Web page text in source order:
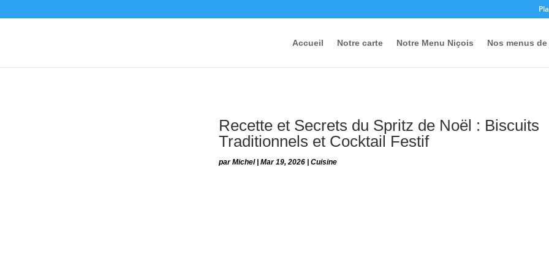
Accueil Notre carte Notre Menu Niçois Nos menus
Recette et Secrets du Spritz de Noël : Biscuits
Traditionnels et Cocktail Festif
parMichel|Mar 19, 2026 |Cuisine